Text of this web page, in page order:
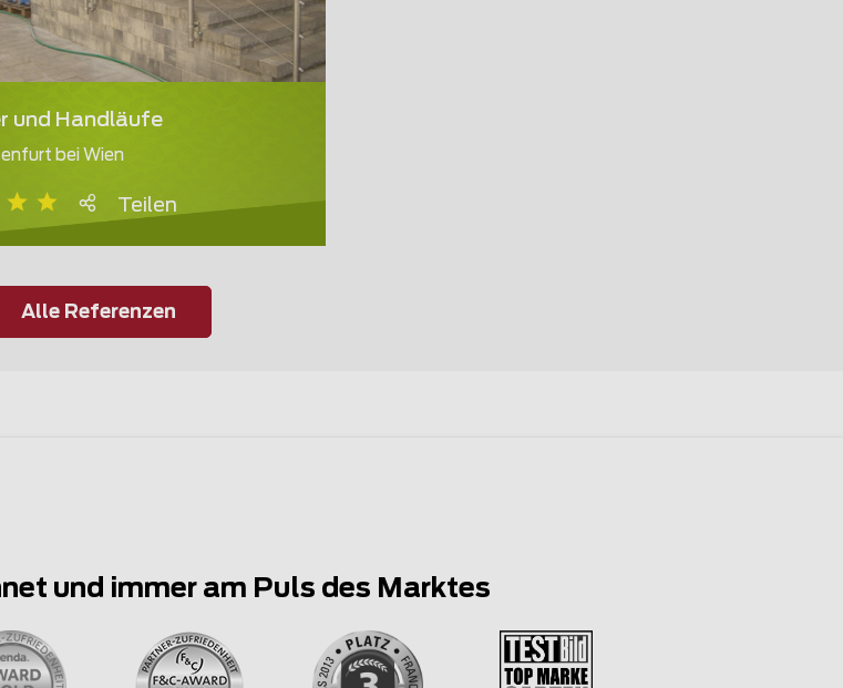
und Handläufe
bei Wien
Teilen
Alle Referenzen
und immer am Puls des Marktes